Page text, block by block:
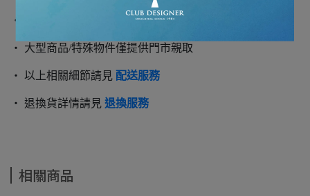
‧ 一般商品將於2-3個工作天內出貨
‧ 大型商品/特殊物件僅提供門市親取
‧ 以上相關細節請見 配送服務
‧ 退換貨詳情請見 退換服務
相關商品